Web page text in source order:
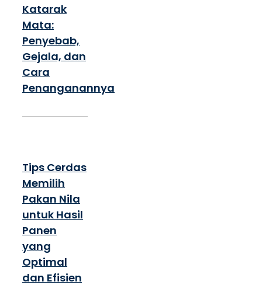
Katarak
Mata:
Penyebab,
Gejala, dan
Cara
Penanganannya
Tips Cerdas
Memilih
Pakan Nila
untuk Hasil
Panen
yang
Optimal
dan Efisien